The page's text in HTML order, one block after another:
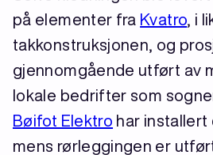
på elementer fra Kvatro , i
takkonstruksjonen, og
gjennomgående utført av
lokale bedrifter som
Bøifot Elektro har installert
mens rørleggingen er